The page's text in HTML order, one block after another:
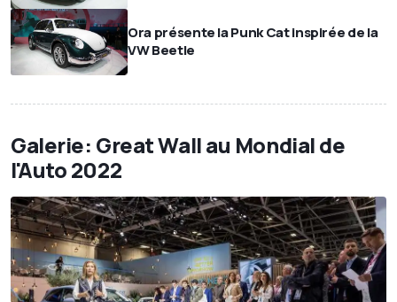
Ora présente la Punk Cat inspirée de la
VW Beetle
Galerie: Great Wall au Mondial de
l'Auto 2022